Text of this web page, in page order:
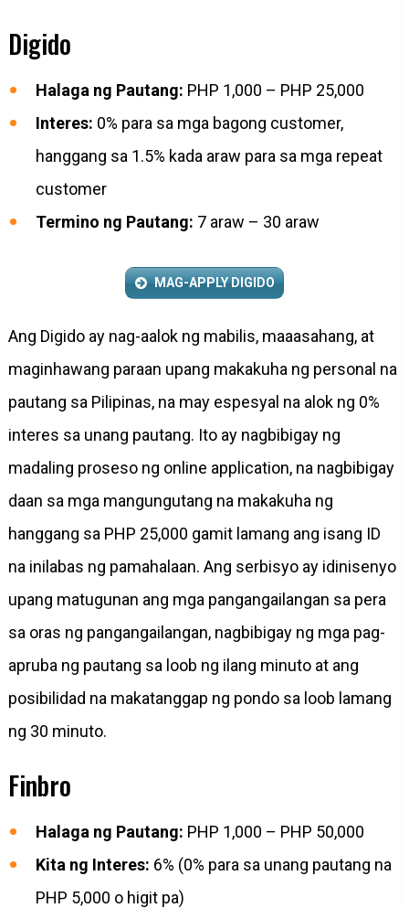
Digido
Halaga ng Pautang: PHP 1,000 – PHP 25,000
Interes: 0% para sa mga bagong customer,
hanggang sa 1.5% kada araw para sa mga repeat
customer
Termino ng Pautang: 7 araw – 30 araw
MAG-APPLY DIGIDO
Ang Digido ay nag-aalok ng mabilis, maaasahang, at
maginhawang paraan upang makakuha ng personal na
pautang sa Pilipinas, na may espesyal na alok ng 0%
interes sa unang pautang. Ito ay nagbibigay ng
madaling proseso ng online application, na nagbibigay
daan sa mga mangungutang na makakuha ng
hanggang sa PHP 25,000 gamit lamang ang isang ID
na inilabas ng pamahalaan. Ang serbisyo ay idinisenyo
upang matugunan ang mga pangangailangan sa pera
sa oras ng pangangailangan, nagbibigay ng mga pag-
apruba ng pautang sa loob ng ilang minuto at ang
posibilidad na makatanggap ng pondo sa loob lamang
ng 30 minuto.
Finbro
Halaga ng Pautang: PHP 1,000 – PHP 50,000
Kita ng Interes: 6% (0% para sa unang pautang na
PHP 5,000 o higit pa)